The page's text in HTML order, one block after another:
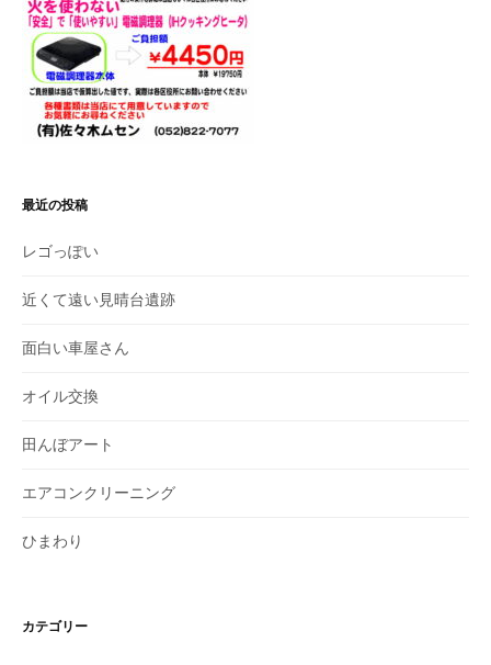
最近の投稿
レゴっぽい
近くて遠い見晴台遺跡
面白い車屋さん
オイル交換
田んぼアート
エアコンクリーニング
ひまわり
カテゴリー